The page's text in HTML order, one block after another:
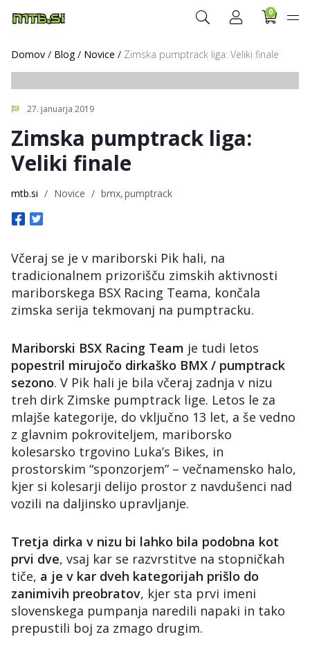
0
Domov / Blog/ Novice / Zimska pumptrack liga: Veliki finale
27. januarja 2019
Zimska pumptrack liga:
Veliki finale
mtb.si / Novice / bmx pumptrack
Včeraj se je v mariborski Pik hali, na
tradicionalnem prizorišču zimskih aktivnosti
mariborskega BSX Racing Teama, končala
zimska serija tekmovanj na pumptracku.
Mariborski BSX Racing Team je tudi letos
popestril mirujočo dirkaško BMX / pumptrack
sezono. V Pik hali je bila včeraj zadnja v nizu
treh dirk Zimske pumptrack lige. Letos le za
mlajše kategorije, do vključno 13 let, a še vedno
z glavnim pokroviteljem, mariborsko
kolesarsko trgovino Luka’s Bikes, in
prostorskim “sponzorjem” – večnamensko halo,
kjer si kolesarji delijo prostor z navdušenci nad
vozili na daljinsko upravljanje.
Tretja dirka v nizu bi lahko bila podobna kot
prvi dve, vsaj kar se razvrstitve na stopničkah
tiče, a je v kar dveh kategorijah prišlo do
zanimivih preobratov, kjer sta prvi imeni
slovenskega pumpanja naredili napaki in tako
prepustili boj za zmago drugim.